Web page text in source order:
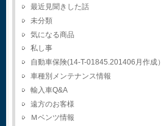
最近見聞きした話
未分類
気になる商品
私し事
自動車保険(14-T-01845.201406月作成）
車種別メンテナンス情報
輸入車Q&A
遠方のお客様
Ｍベンツ情報